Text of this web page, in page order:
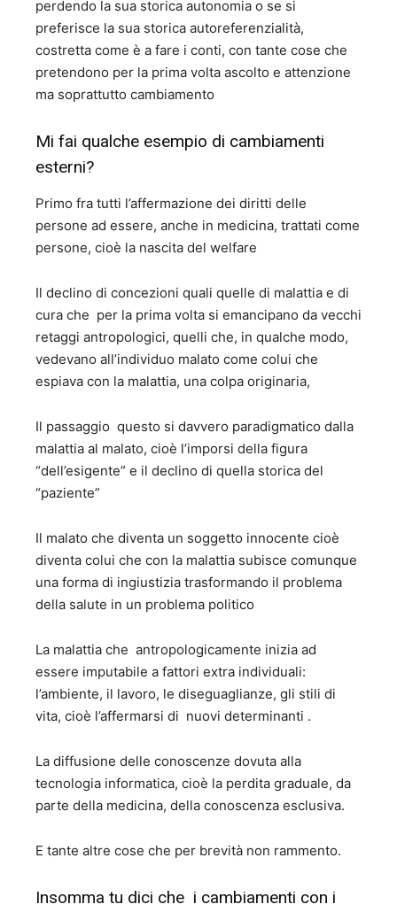
perdendo la sua storica autonomia o se si
preferisce la sua storica autoreferenzialità,
costretta come è a fare i conti, con tante cose che
pretendono per la prima volta ascolto e attenzione
ma soprattutto cambiamento
Mi fai qualche esempio di cambiamenti
esterni?
Primo fra tutti l’affermazione dei diritti delle
persone ad essere, anche in medicina, trattati come
persone, cioè la nascita del welfare
Il declino di concezioni quali quelle di malattia e di
cura che per la prima volta si emancipano da vecchi
retaggi antropologici, quelli che, in qualche modo,
vedevano all’individuo malato come colui che
espiava con la malattia, una colpa originaria,
Il passaggio questo si davvero paradigmatico dalla
malattia al malato, cioè l’imporsi della figura
“dell’esigente” e il declino di quella storica del
“paziente”
Il malato che diventa un soggetto innocente cioè
diventa colui che con la malattia subisce comunque
una forma di ingiustizia trasformando il problema
della salute in un problema politico
La malattia che antropologicamente inizia ad
essere imputabile a fattori extra individuali:
l’ambiente, il lavoro, le diseguaglianze, gli stili di
vita, cioè l’affermarsi di nuovi determinanti .
La diffusione delle conoscenze dovuta alla
tecnologia informatica, cioè la perdita graduale, da
parte della medicina, della conoscenza esclusiva.
E tante altre cose che per brevità non rammento.
Insomma tu dici che i cambiamenti con i